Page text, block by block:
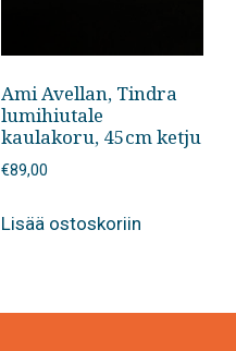
Ami Avellan, Tindra
lumihiutale
kaulakoru, 45cm ketju
€89,00
Lisää ostoskoriin